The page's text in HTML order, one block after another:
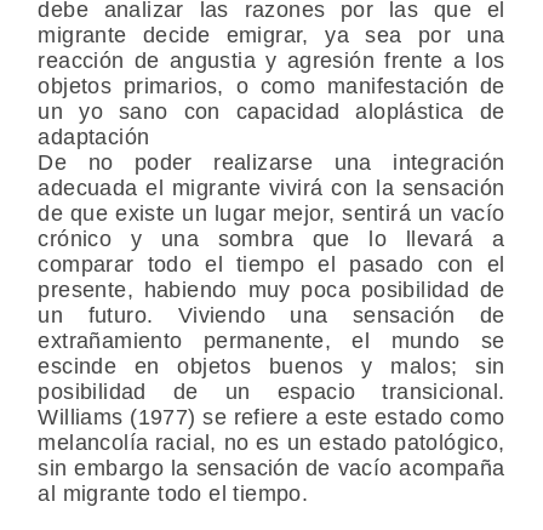
debe analizar las razones por las que el
migrante decide emigrar, ya sea por una
reacción de angustia y agresión frente a los
objetos primarios, o como manifestación de
un yo sano con capacidad aloplástica de
adaptación
De no poder realizarse una integración
adecuada el migrante vivirá con la sensación
de que existe un lugar mejor, sentirá un vacío
crónico y una sombra que lo llevará a
comparar todo el tiempo el pasado con el
presente, habiendo muy poca posibilidad de
un futuro. Viviendo una sensación de
extrañamiento permanente, el mundo se
escinde en objetos buenos y malos; sin
posibilidad de un espacio transicional.
Williams (1977) se refiere a este estado como
melancolía racial, no es un estado patológico,
sin embargo la sensación de vacío acompaña
al migrante todo el tiempo.